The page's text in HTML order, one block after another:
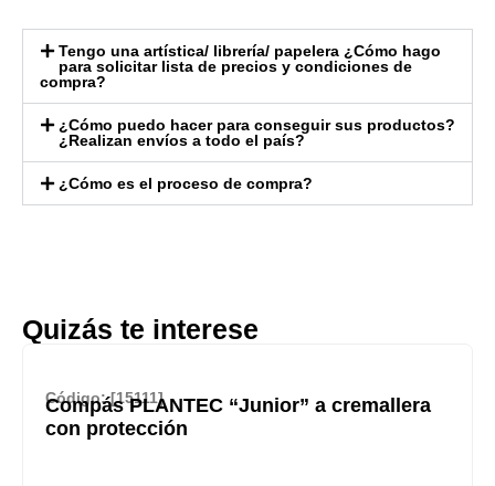
Tengo una artística/ librería/ papelera ¿Cómo hago
para solicitar lista de precios y condiciones de
compra?
¿Cómo puedo hacer para conseguir sus productos?
¿Realizan envíos a todo el país?
¿Cómo es el proceso de compra?
Quizás te interese
Código: [15111]
Compás PLANTEC “Junior” a cremallera
con protección